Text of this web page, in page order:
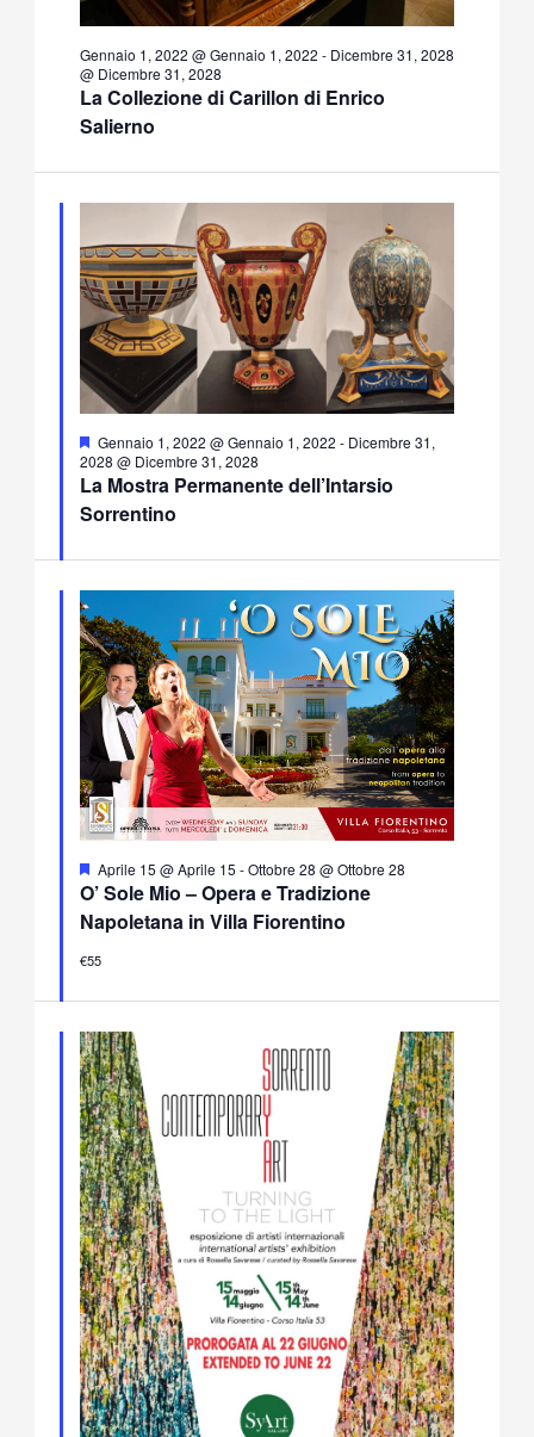
La Collezione di Carillon di Enrico
Salierno
Gennaio 1, 2022 @ Gennaio 1, 2022 - Dicembre 31, 2028
@ Dicembre 31, 2028
La Mostra Permanente dell’Intarsio
Sorrentino
Segnalati
Gennaio 1, 2022 @ Gennaio 1, 2022 - Dicembre 31,
2028 @ Dicembre 31, 2028
O’ Sole Mio – Opera e Tradizione
Napoletana in Villa Fiorentino
Segnalati
Aprile 15 @ Aprile 15 -Ottobre 28 @ Ottobre 28
€55